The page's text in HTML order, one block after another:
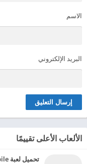
الاسم
البريد الإلكتروني
الألعاب الأعلى تقييمًا
تحميل لعبة Dragon City Mobile مهكرة للاندرويد 2024